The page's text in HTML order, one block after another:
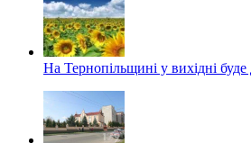
На Тернопільщині у вихідні буде